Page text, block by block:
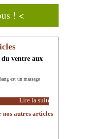
! <
du ventre aux
est un massage
Lire la suite
nos autres articles